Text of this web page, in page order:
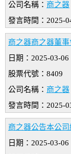
公司名稱： 商之器
發言時間：2025-
商之器商之器董
日期：2025-03-06
股票代號：8409
公司名稱： 商之器
發言時間：2025-
商之器公告本公
日期：2025-03-06